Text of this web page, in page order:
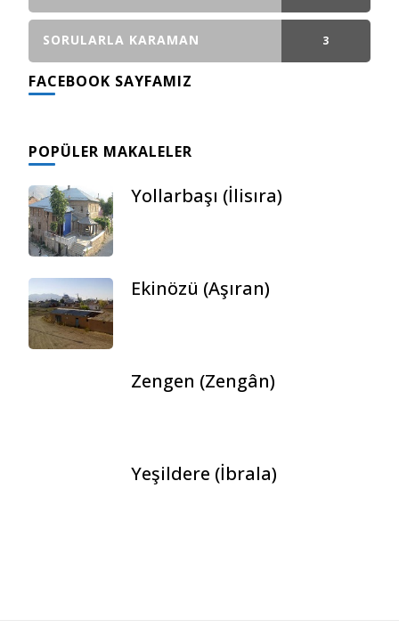
GÖNDERI(LER)
SORULARLA KARAMAN 3
FACEBOOK SAYFAMIZ
POPÜLER MAKALELER
Yollarbaşı (İlisıra)
Ekinözü (Aşıran)
Zengen (Zengân)
Yeşildere (İbrala)